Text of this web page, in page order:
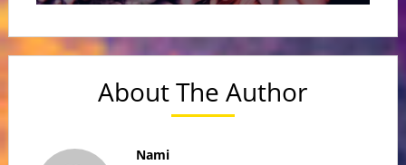
About The Author
Nami